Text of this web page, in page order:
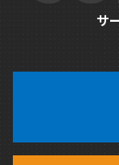
会社概要
役員紹介
サ